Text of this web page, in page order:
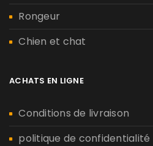
Rongeur
Chien et chat
ACHATS EN LIGNE
Conditions de livraison
politique de confidentialité